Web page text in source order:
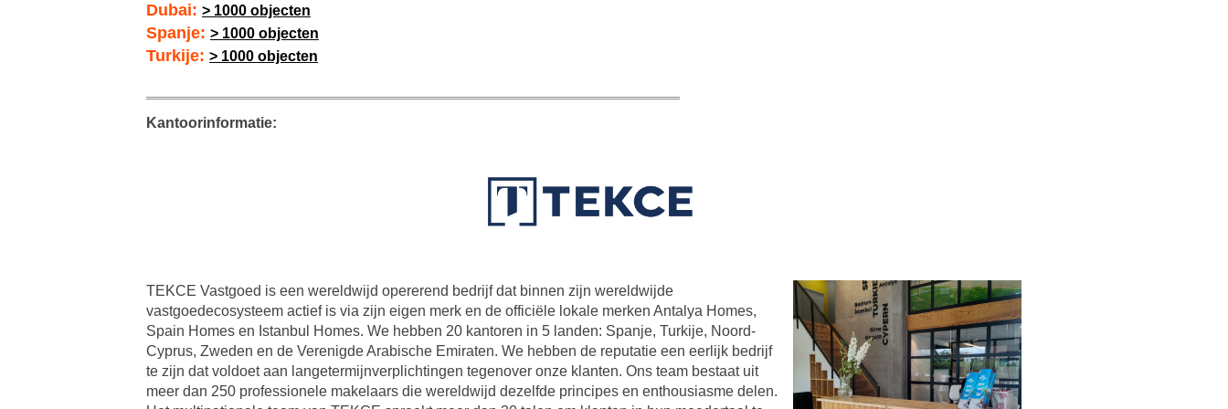
Dubai: > 1000 objecten
Spanje: > 1000 objecten
Turkije: > 1000 objecten
Kantoorinformatie:
TEKCE Vastgoed is een wereldwijd opererend bedrijf dat binnen zijn wereldwijde
vastgoedecosysteem actief is via zijn eigen merk en de officiële lokale merken Antalya Homes,
Spain Homes en Istanbul Homes. We hebben 20 kantoren in 5 landen: Spanje, Turkije, Noord-
Cyprus, Zweden en de Verenigde Arabische Emiraten. We hebben de reputatie een eerlijk bedrijf
te zijn dat voldoet aan langetermijnverplichtingen tegenover onze klanten. Ons team bestaat uit
meer dan 250 professionele makelaars die wereldwijd dezelfde principes en enthousiasme delen.